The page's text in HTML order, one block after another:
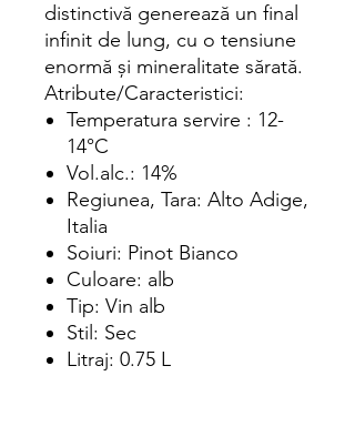
distinctivă generează un final
infinit de lung, cu o tensiune
enormă și mineralitate sărată.
Atribute/Caracteristici:
Temperatura servire : 12-
14°C
Vol.alc.: 14%
Regiunea, Tara: Alto Adige,
Italia
Soiuri: Pinot Bianco
Culoare: alb
Tip: Vin alb
Stil: Sec
Litraj: 0.75 L